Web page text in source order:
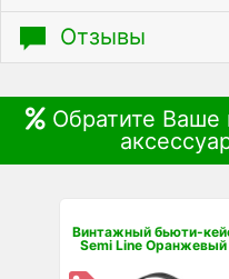
Отзывы
Обратите Ваше
Винтажный бьюти-
Semi Line Оранжевый